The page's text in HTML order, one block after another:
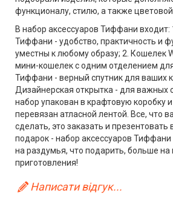
функционалу, стилю, а также
В набор аксессуаров Тиффани входит:
Тиффани - удобство, практичность и
уместны к любому образу; 2. Кошелек
мини-кошелек с одним отделением
Тиффани - верный спутник для ваших
Дизайнерская открытка - для важных
набор упакован в крафтовую коробку
перевязан атласной лентой. Все, что
сделать, это заказать и презентовать
подарок - набор аксессуаров
на раздумья, что подарить, больше на
приготовления!
Написати відгук...